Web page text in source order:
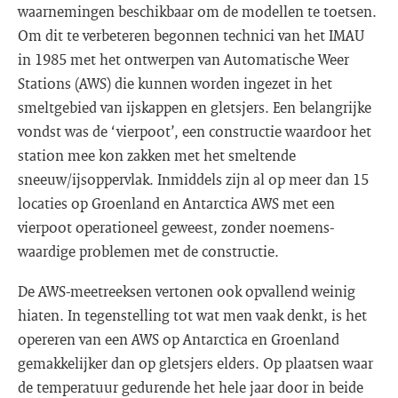
waarnemingen beschikbaar om de modellen te toetsen.
Om dit te verbeteren begonnen technici van het IMAU
in 1985 met het ontwerpen van Automatische Weer
Stations (AWS) die kunnen worden ingezet in het
smeltgebied van ijskappen en gletsjers. Een belangrijke
vondst was de ‘vierpoot’, een constructie waardoor het
station mee kon zakken met het smeltende
sneeuw/ijsoppervlak. Inmiddels zijn al op meer dan 15
locaties op Groenland en Antarctica AWS met een
vierpoot operationeel geweest, zonder noemens-
waardige problemen met de constructie.
De AWS-meetreeksen vertonen ook opvallend weinig
hiaten. In tegenstelling tot wat men vaak denkt, is het
opereren van een AWS op Antarctica en Groenland
gemakkelijker dan op gletsjers elders. Op plaatsen waar
de temperatuur gedurende het hele jaar door in beide